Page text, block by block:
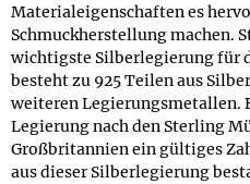
Materialeigenschaften es
Schmuckherstellung machen.
wichtigste Silberlegierung für
besteht zu 925 Teilen aus
weiteren Legierungsmetallen.
Legierung nach den Sterling
Großbritannien ein gültiges
aus dieser Silberlegierung